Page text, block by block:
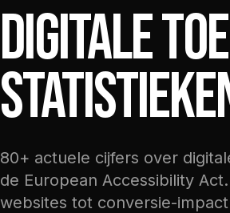
DIGITALE
80+ actuele cijfers over
de European Accessibility
websites tot conversie-